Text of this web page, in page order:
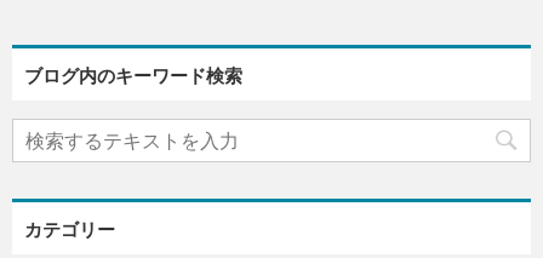
ブログ内のキーワード検索
カテゴリー